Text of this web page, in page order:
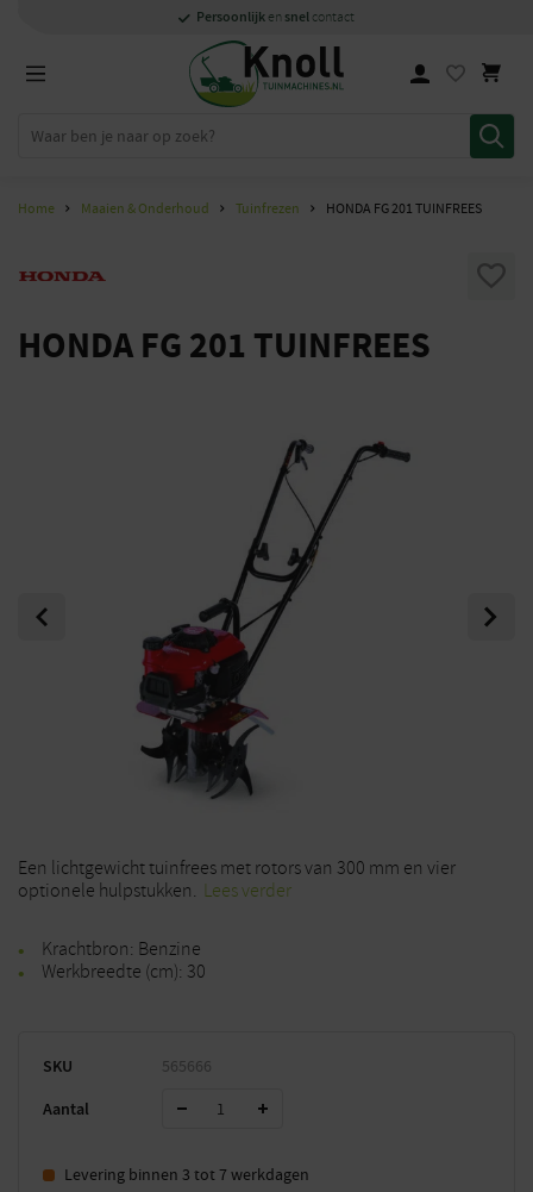
Specialistenmet kennis van zaken
1000m2showroom in Staphorst
Persoonlijk en snel contact
Home Maaien & Onderhoud Tuinfrezen HONDA FG 201 TUINFREES
HONDA FG 201 TUINFREES
Previous Next
Een lichtgewicht tuinfrees met rotors van 300 mm en vier
optionele hulpstukken. Lees verder
Krachtbron: Benzine
Werkbreedte (cm): 30
SKU 565666
Aantal
Levering binnen 3 tot 7 werkdagen